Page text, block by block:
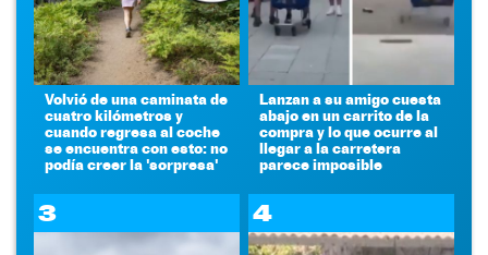
Volvió de una caminata de
cuatro kilómetros y
cuando regresa al coche
se encuentra con esto: no
podía creer la 'sorpresa'
Lanzan a su amigo cuesta
abajo en un carrito de la
compra y lo que ocurre al
llegar a la carretera
parece imposible
3 4